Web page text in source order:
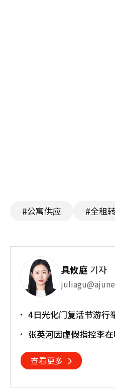
#公寓供应 #全租
具攸庭 기자
4日光化门复活节游行
张英河因虚假指控李
查看更多